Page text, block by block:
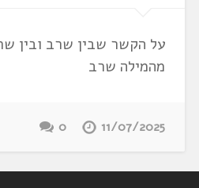
על הקשר שבין שרב ובין
מהמילה שרב
11/07/2025
0